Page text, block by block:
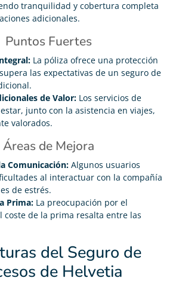
tranquilidad y cobertura completa
adicionales.
Puntos Fuertes
La póliza ofrece una protección
las expectativas de un seguro de
de Valor: Los servicios de
junto con la asistencia en viajes,
valorados.
Áreas de Mejora
Comunicación: Algunos usuarios
al interactuar con la compañía
de estrés.
Prima: La preocupación por el
coste de la prima resalta entre las
del Seguro de
de Helvetia